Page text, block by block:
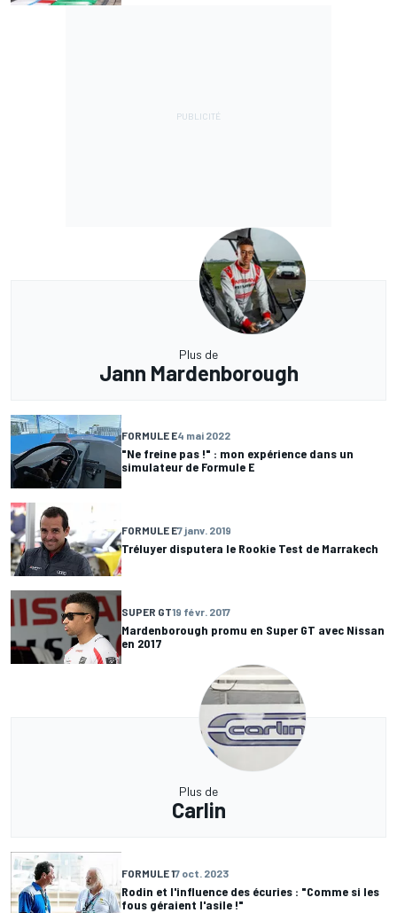
Plus de
Jann Mardenborough
FORMULE E4 mai 2022
"Ne freine pas !" : mon expérience dans un
simulateur de Formule E
FORMULE E7 janv. 2019
Tréluyer disputera le Rookie Test de Marrakech
SUPER GT19 févr. 2017
Mardenborough promu en Super GT avec Nissan
en 2017
Plus de
Carlin
FORMULE 17 oct. 2023
Rodin et l'influence des écuries : "Comme si les
fous géraient l'asile !"